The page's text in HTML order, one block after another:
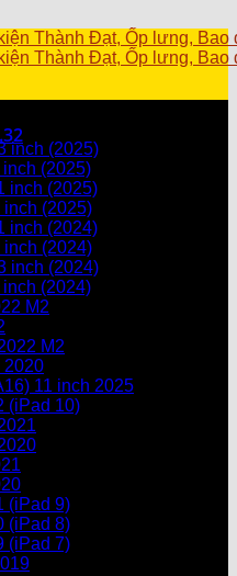
giỏ hàng.
hàng.
inch (2025)
inch (2025)
inch (2025)
inch (2025)
inch (2024)
inch (2024)
inch (2024)
inch (2024)
M2
M2
2020
11 inch 2025
(iPad 10)
(iPad 9)
(iPad 8)
(iPad 7)